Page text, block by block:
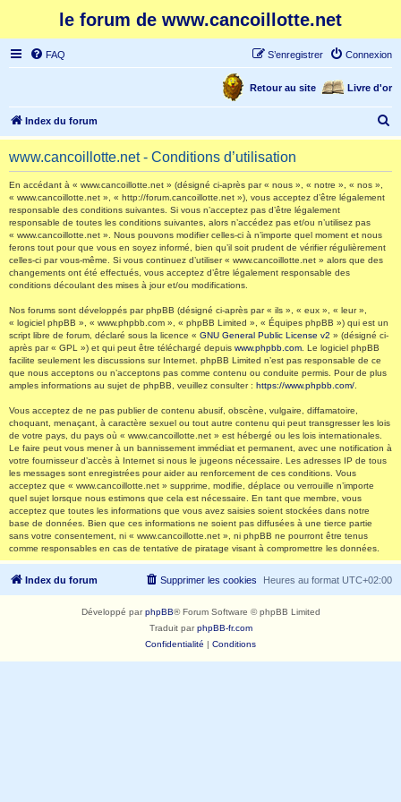
le forum de www.cancoillotte.net
FAQ Connexion
S’enregistrer
Livre d'or
Retour au site
Index du forum
e
www.cancoillotte.net - Conditions d’utilisation
En accédant à « www.cancoillotte.net » (désigné ci-après par « nous », « notre », « nos »,
« www.cancoillotte.net », « http://forum.cancoillotte.net »), vous acceptez d’être légalement
responsable des conditions suivantes. Si vous n’acceptez pas d’être légalement
responsable de toutes les conditions suivantes, alors n’accédez pas et/ou n’utilisez pas
« www.cancoillotte.net ». Nous pouvons modifier celles-ci à n’importe quel moment et nous
ferons tout pour que vous en soyez informé, bien qu’il soit prudent de vérifier régulièrement
celles-ci par vous-même. Si vous continuez d’utiliser « www.cancoillotte.net » alors que des
changements ont été effectués, vous acceptez d’être légalement responsable des
conditions découlant des mises à jour et/ou modifications.
Nos forums sont développés par phpBB (désigné ci-après par « ils », « eux », « leur »,
« logiciel phpBB », « www.phpbb.com », « phpBB Limited », « Équipes phpBB ») qui est un
script libre de forum, déclaré sous la licence « GNU General Public License v2 » (désigné ci-
après par « GPL ») et qui peut être téléchargé depuis www.phpbb.com . Le logiciel phpBB
facilite seulement les discussions sur Internet. phpBB Limited n’est pas responsable de ce
que nous acceptons ou n’acceptons pas comme contenu ou conduite permis. Pour de plus
amples informations au sujet de phpBB, veuillez consulter : https://www.phpbb.com/
Vous acceptez de ne pas publier de contenu abusif, obscène, vulgaire, diffamatoire,
choquant, menaçant, à caractère sexuel ou tout autre contenu qui peut transgresser les lois
de votre pays, du pays où « www.cancoillotte.net » est hébergé ou les lois internationales.
Le faire peut vous mener à un bannissement immédiat et permanent, avec une notification à
votre fournisseur d’accès à Internet si nous le jugeons nécessaire. Les adresses IP de tous
les messages sont enregistrées pour aider au renforcement de ces conditions. Vous
acceptez que « www.cancoillotte.net » supprime, modifie, déplace ou verrouille n’importe
quel sujet lorsque nous estimons que cela est nécessaire. En tant que membre, vous
acceptez que toutes les informations que vous avez saisies soient stockées dans notre
base de données. Bien que ces informations ne soient pas diffusées à une tierce partie
sans votre consentement, ni « www.cancoillotte.net », ni phpBB ne pourront être tenus
comme responsables en cas de tentative de piratage visant à compromettre les données.
Index du forum Heures au format UTC+02:00
Supprimer les cookies
Développé parphpBB® Forum Software © phpBB Limited
Traduit parphpBB-fr.com
Confidentialité | Conditions